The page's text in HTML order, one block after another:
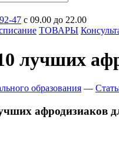
47 с 09.00 до 22.00
ТОВАРЫ
лучших
образования —
афродизиаков